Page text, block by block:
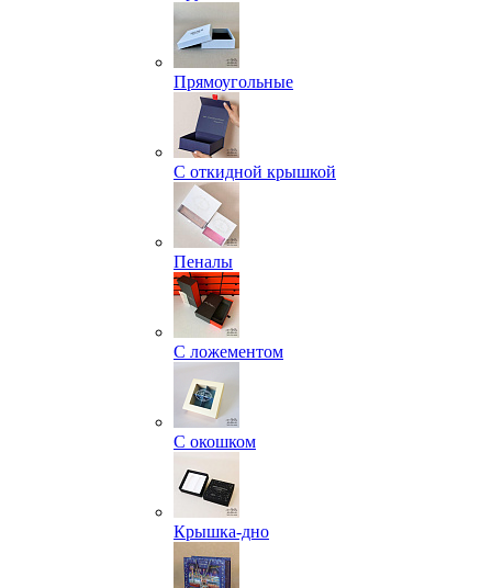
Прямоугольные
С откидной крышкой
Пеналы
С ложементом
С окошком
Крышка-дно